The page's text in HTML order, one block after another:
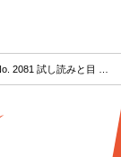
2081 試し読みと目 …